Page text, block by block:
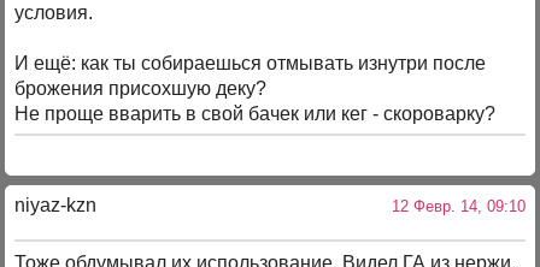
условия.
И ещё: как ты собираешься отмывать изнутри после
брожения присохшую деку?
Не проще вварить в свой бачек или кег - скороварку?
niyaz-kzn 12 Февр. 14, 09:10
Тоже обдумывал их использование. Видел ГА из нержи,